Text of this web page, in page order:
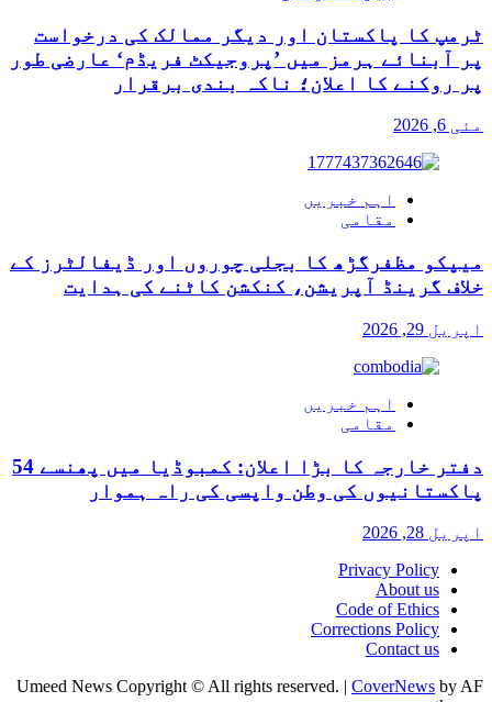
ٹرمپ کا پاکستان اور دیگر ممالک کی درخواست
پر آبنائے ہرمز میں ’پروجیکٹ فریڈم‘ عارضی طور
پر روکنے کا اعلان؛ ناکہ بندی برقرار
مئی 6, 2026
اہم خبریں
مقامی
میپکو مظفرگڑھ کا بجلی چوروں اور ڈیفالٹرز کے
خلاف گرینڈ آپریشن، کنکشن کاٹنے کی ہدایت
اپریل 29, 2026
اہم خبریں
مقامی
دفتر خارجہ کا بڑا اعلان: کمبوڈیا میں پھنسے 54
پاکستانیوں کی وطن واپسی کی راہ ہموار
اپریل 28, 2026
Privacy Policy
About us
Code of Ethics
Corrections Policy
Contact us
Umeed News Copyright © All rights reserved. | CoverNews by AF